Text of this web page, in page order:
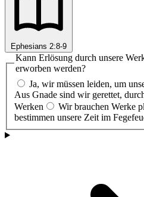
Ephesians 2:8-9
Kann Erlösung durch unsere
erworben werden?
Ja, wir müssen leiden, um
Aus Gnade sind wir gerettet,
Werken
Wir brauchen Werke
bestimmen unsere Zeit im